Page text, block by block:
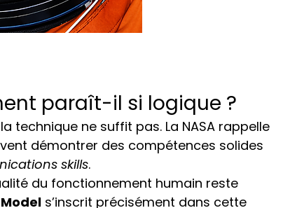
paraît-il si logique ?
technique ne suffit pas. La NASA rappelle
démontrer des compétences solides
skills.
du fonctionnement humain reste
s’inscrit précisément dans cette